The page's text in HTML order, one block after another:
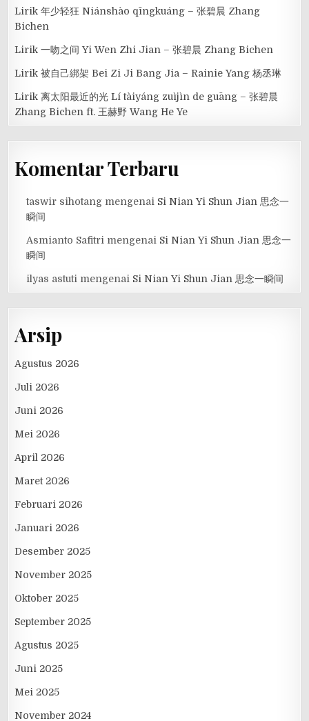
Lirik 年少轻狂 Niánshào qīngkuáng – 张碧晨 Zhang
Bichen
Lirik 一吻之间 Yi Wen Zhi Jian – 张碧晨 Zhang Bichen
Lirik 被自己綁架 Bei Zi Ji Bang Jia – Rainie Yang 杨丞琳
Lirik 离太阳最近的光 Lí tàiyáng zuìjìn de guāng – 张碧晨
Zhang Bichen ft. 王赫野 Wang He Ye
Komentar Terbaru
taswir sihotang mengenai Si Nian Yi Shun Jian 思念一
瞬间
Asmianto Safitri mengenai Si Nian Yi Shun Jian 思念一
瞬间
ilyas astuti mengenai Si Nian Yi Shun Jian 思念一瞬间
Arsip
Agustus 2026
Juli 2026
Juni 2026
Mei 2026
April 2026
Maret 2026
Februari 2026
Januari 2026
Desember 2025
November 2025
Oktober 2025
September 2025
Agustus 2025
Juni 2025
Mei 2025
November 2024